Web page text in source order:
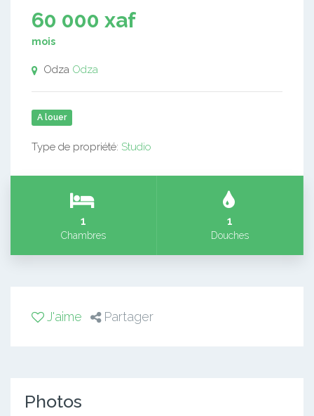
60 000 xaf
mois
Odza Odza
A louer
Type de propriété: Studio
1
Chambres
1
Douches
J'aime Partager
Photos